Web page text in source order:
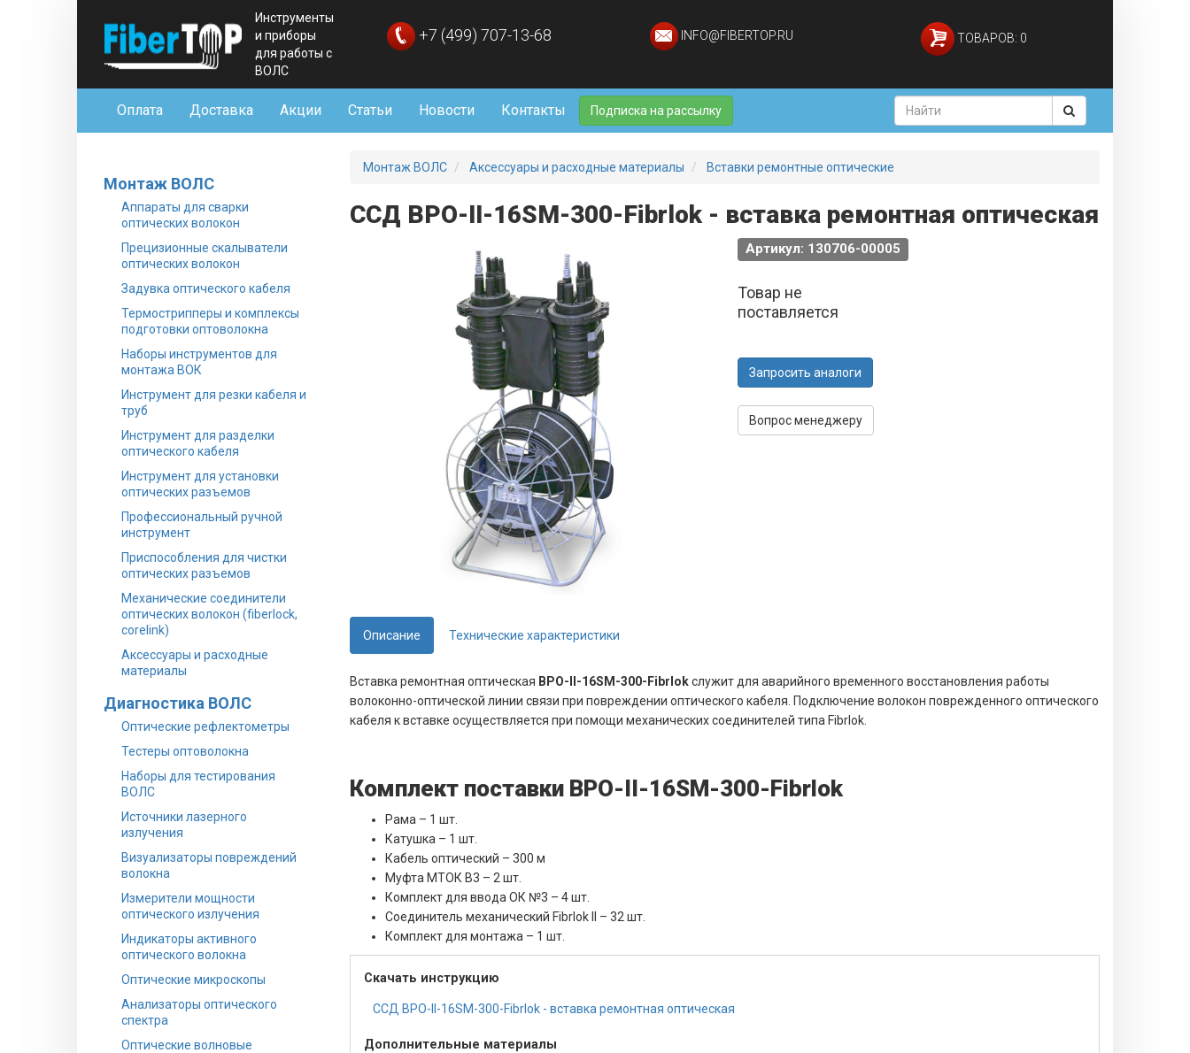
Инструменты
и приборы
для работы с
ВОЛС
+7 (499) 707-13-68 INFO@FIBERTOP.RU ТОВАРОВ: 0
Оплата Доставка Акции Статьи Новости Контакты Подписка на рассылку
Монтаж ВОЛС
Аппараты для сварки
оптических волокон
Прецизионные скалыватели
оптических волокон
Задувка оптического кабеля
Термострипперы и комплексы
подготовки оптоволокна
Наборы инструментов для
монтажа ВОК
Инструмент для резки кабеля и
труб
Инструмент для разделки
оптического кабеля
Инструмент для установки
оптических разъемов
Профессиональный ручной
инструмент
Приспособления для чистки
оптических разъемов
Механические соединители
оптических волокон (fiberlock,
corelink)
Аксессуары и расходные
материалы
Диагностика ВОЛС
Оптические рефлектометры
Тестеры оптоволокна
Наборы для тестирования
ВОЛС
Источники лазерного
излучения
Визуализаторы повреждений
волокна
Измерители мощности
оптического излучения
Индикаторы активного
оптического волокна
Оптические микроскопы
Анализаторы оптического
спектра
Оптические волновые
Монтаж ВОЛС Аксессуары и расходные материалы Вставки ремонтные оптические
ССД ВРО-II-16SM-300-Fibrlok - вставка ремонтная оптическая
Артикул: 130706-00005
Товар не
поставляется
Запросить аналоги
Вопрос менеджеру
Описание Технические характеристики
Вставка ремонтная оптическая ВРО-II-16SM-300-Fibrlokслужит для ава­рий­ного вре­мен­ного вос­ста­нов­ления работы
волоконно-оптической линии связи при повреждении оптичес­кого кабеля. Подключение волокон поврежден­ного оптичес­кого
кабеля к встав­ке осуществ­ляется при помощи механичес­ких соеди­нителей типа Fibrlok.
Комплект поставки ВРО-II-16SM-300-Fibrlok
Рама – 1 шт.
Катушка – 1 шт.
Кабель оптический – 300 м
Муфта МТОК В3 – 2 шт.
Комплект для ввода ОК №3 – 4 шт.
Соединитель механический Fibrlok II – 32 шт.
Комплект для монтажа – 1 шт.
Скачать инструкцию
ССД ВРО-II-16SM-300-Fibrlok - вставка ремонтная оптическая
Дополнительные материалы